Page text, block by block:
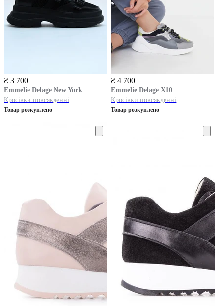
₴ 3 700
Emmelie Delage New York
Кросівки повсякденні
Товар розкуплено
₴ 4 700
Emmelie Delage Х10
Кросівки повсякденні
Товар розкуплено